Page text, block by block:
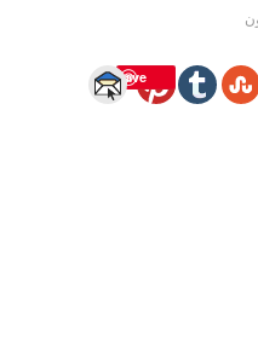
Save